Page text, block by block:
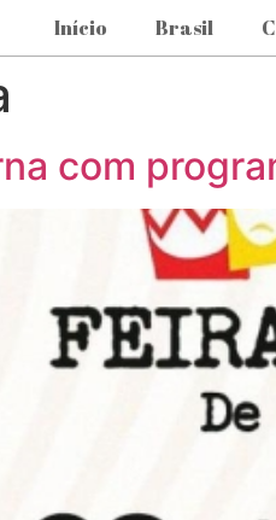
Início Brasil
com